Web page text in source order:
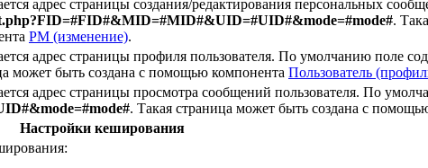
адрес страницы создания/редактирования персональных
.
PM (изменение).
адрес страницы профиля пользователя. По умолчанию поле
может быть создана с помощью компонента Пользователь
адрес страницы просмотра сообщений пользователя. По
. Такая страница может быть создана с
Настройки кеширования